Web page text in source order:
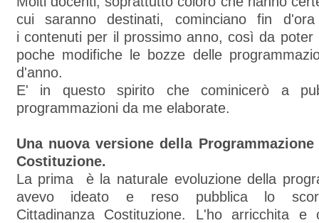
cui saranno destinati, cominciano fin
i contenuti per il prossimo anno, così da poter
poche modifiche le bozze delle
d'anno.
E' in questo spirito che cominicerò a
programmazioni da me elaborate.
Una nuova versione della
Costituzione.
La prima è la naturale evoluzione della
avevo ideato e reso pubblica lo
Cittadinanza Costituzione. L'ho arricchita e